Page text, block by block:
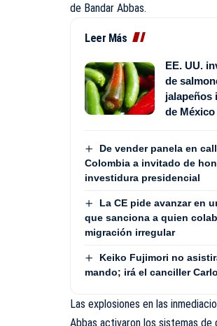
de Bandar Abbas.
Leer Más
EE. UU.
de
jalapeños
de México
De vender panela en
Colombia a invitado de
investidura presidencial
La CE pide avanzar en
que sanciona a quien
migración irregular
Keiko Fujimori no
mando; irá el canciller
Las explosiones en las
Abbas activaron los sistemas de